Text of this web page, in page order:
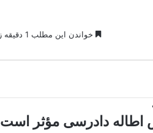
خواندن این مطلب 1 دقیقه زمان میبرد
اطاله دادرسی مؤثر است